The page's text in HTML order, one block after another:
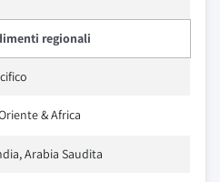
regionali
& Africa
Arabia Saudita